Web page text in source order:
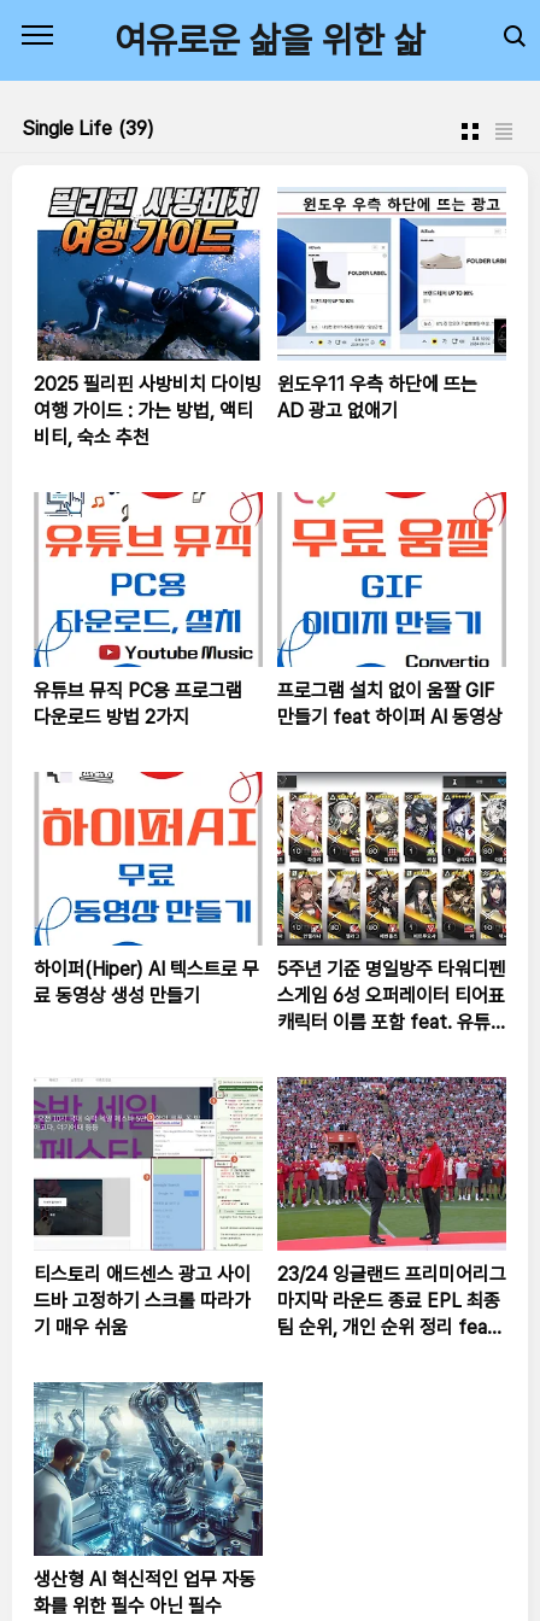
여유로운 삶을 위한 삶
Single Life (39)
2025 필리핀 사방비치 다이빙
여행 가이드 : 가는 방법, 액티
비티, 숙소 추천
윈도우11 우측 하단에 뜨는
AD 광고 없애기
유튜브 뮤직 PC용 프로그램
다운로드 방법 2가지
프로그램 설치 없이 움짤 GIF
만들기 feat 하이퍼 AI 동영상
하이퍼(Hiper) AI 텍스트로 무
료 동영상 생성 만들기
5주년 기준 명일방주 타워디펜
스게임 6성 오퍼레이터 티어표
캐릭터 이름 포함 feat. 유튜
티스토리 애드센스 광고 사이
드바 고정하기 스크롤 따라가
기 매우 쉬움
23/24 잉글랜드 프리미어리그
마지막 라운드 종료 EPL 최종
팀 순위, 개인 순위 정리 feat.
생산형 AI 혁신적인 업무 자동
화를 위한 필수 아닌 필수